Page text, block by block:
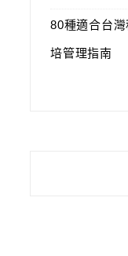
80種適合台
培管理指南